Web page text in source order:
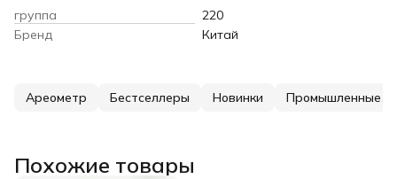
группа
220
Бренд
Китай
Ареометр Бестселлеры Новинки Промышленные
Похожие товары